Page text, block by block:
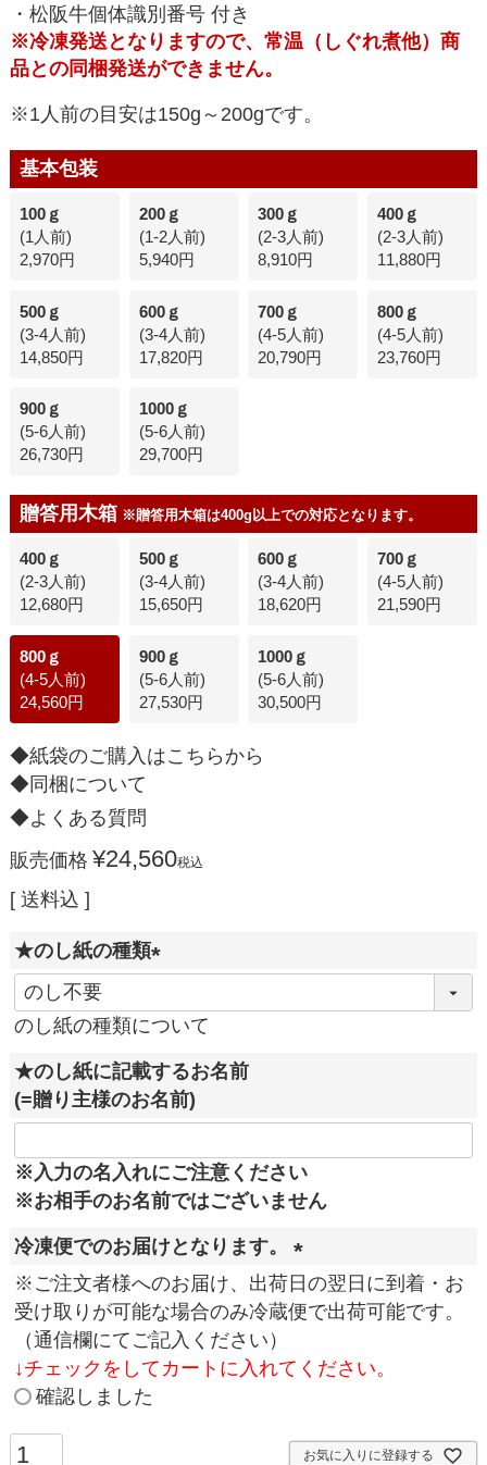
・松阪牛個体識別番号 付き
※冷凍発送となりますので、常温（しぐれ煮他）商
品との同梱発送ができません。
※1人前の目安は150g～200gです。
基本包装
100ｇ
(1人前)
2,970円
200ｇ
(1-2人前)
5,940円
300ｇ
(2-3人前)
8,910円
400ｇ
(2-3人前)
11,880円
500ｇ
(3-4人前)
14,850円
600ｇ
(3-4人前)
17,820円
700ｇ
(4-5人前)
20,790円
800ｇ
(4-5人前)
23,760円
900ｇ
(5-6人前)
26,730円
1000ｇ
(5-6人前)
29,700円
贈答用木箱 ※贈答用木箱は400g以上での対応となります。
400ｇ
(2-3人前)
12,680円
500ｇ
(3-4人前)
15,650円
600ｇ
(3-4人前)
18,620円
700ｇ
(4-5人前)
21,590円
800ｇ
(4-5人前)
24,560円
900ｇ
(5-6人前)
27,530円
1000ｇ
(5-6人前)
30,500円
◆紙袋のご購入はこちらから
◆同梱について
◆よくある質問
販売価格 ¥24,560税込
送料込
★のし紙の種類
必
)
のし紙の種類について
★のし紙に記載するお名前
(=贈り主様のお名前)
※入力の名入れにご注意ください
※お相手のお名前ではございません
冷凍便でのお届けとなります。
(
必
)
※ご注文者様へのお届け、出荷日の翌日に到着・お
受け取りが可能な場合のみ冷蔵便で出荷可能です。
（通信欄にてご記入ください）
↓チェックをしてカートに入れてください。
確認しました
お気に入りに登録する